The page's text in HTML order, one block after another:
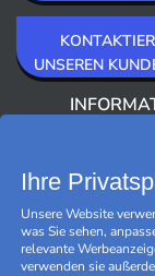
UNSEREN
Ihre
Unsere Website
was Sie sehen,
relevante
verwenden sie